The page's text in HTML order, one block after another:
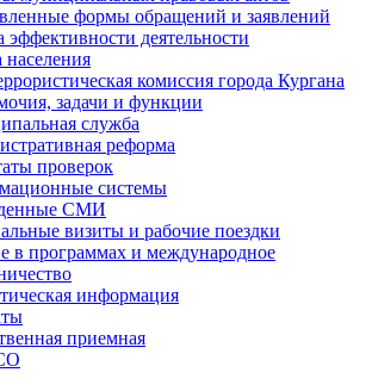
формы обращений и заявлений
эффективности деятельности
населения
комиссия города Кургана
задачи и функции
служба
реформа
проверок
системы
СМИ
визиты и рабочие поездки
в программах и международное
информация
приемная